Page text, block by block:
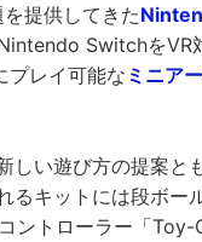
提供してきた
SwitchをVR
プレイ可能なミニア
しい遊び方の提案と
キットには段ボー
ントローラー「